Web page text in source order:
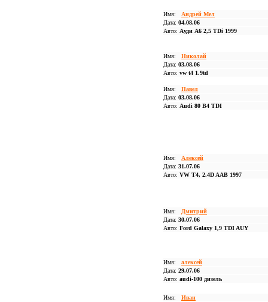
Имя: Андрей Мел
Дата: 04.08.06
Авто: Ауди А6 2,5 TDi 1999
Имя: Николай
Дата: 03.08.06
Авто: vw t4 1.9td
Имя: Павел
Дата: 03.08.06
Авто: Audi 80 B4 TDI
Имя: Алексей
Дата: 31.07.06
Авто: VW T4, 2.4D AAB 1997
Имя: Дмитрий
Дата: 30.07.06
Авто: Ford Galaxy 1,9 TDI AUY
Имя: алексей
Дата: 29.07.06
Авто: audi-100 дизель
Имя: Иван